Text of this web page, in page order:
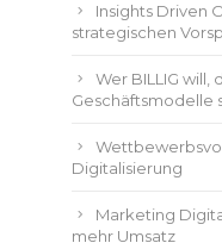
Insights Driven
strategischen
Wer BILLIG will,
Geschäftsmodelle
Digitalisierung
Marketing
mehr Umsatz